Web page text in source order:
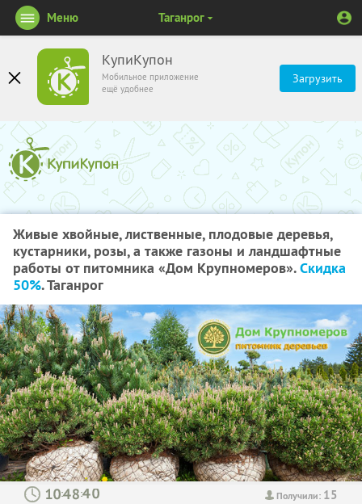
КупиКупон
Мобильное приложение
ещё удобнее
Загрузить
Меню Таганрог
Живые хвойные, лиственные, плодовые деревья,
кустарники, розы, а также газоны и ландшафтные
работы от питомника «Дом Крупномеров».Скидка
50%. Таганрог
Получили: 15
: :